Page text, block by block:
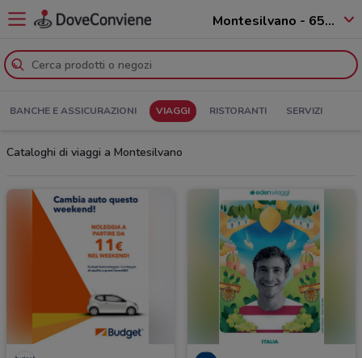
Montesilvano - 65015
BANCHE E ASSICURAZIONI VIAGGI RISTORANTI SERVIZI
Cataloghi di viaggi a Montesilvano